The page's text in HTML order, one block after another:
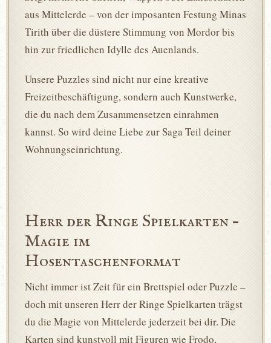
aus Mittelerde – von der imposanten Festung Minas
Tirith über die düstere Stimmung von Mordor bis
hin zur friedlichen Idylle des Auenlands.
Unsere Puzzles sind nicht nur eine kreative
Freizeitbeschäftigung, sondern auch Kunstwerke,
die du nach dem Zusammensetzen einrahmen
kannst. So wird deine Liebe zur Saga Teil deiner
Wohnungseinrichtung.
Herr der Ringe Spielkarten –
Magie im
Hosentaschenformat
Nicht immer ist Zeit für ein Brettspiel oder Puzzle –
doch mit unseren Herr der Ringe Spielkarten trägst
du die Magie von Mittelerde jederzeit bei dir. Die
Karten sind kunstvoll mit Figuren wie Frodo,